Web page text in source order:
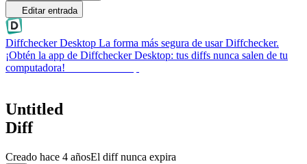
Editar entrada
Diffchecker Desktop La forma más segura de usar Diffchecker.
¡Obtén la app de Diffchecker Desktop: tus diffs nunca salen de tu
computadora!
Untitled
Diff
Creado hace 4 añosEl diff nunca expira